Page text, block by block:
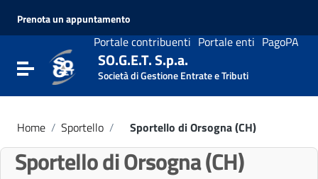
Vai al menu di navigazione
Prenota un appuntamento
Portale contribuenti Portale enti PagoPA
Attiva / disattiva la navigazione
SO.G.E.T. S.p.a.
Società di Gestione Entrate e Tributi
Home / Sportello / Sportello di Orsogna (CH)
Sportello di Orsogna (CH)